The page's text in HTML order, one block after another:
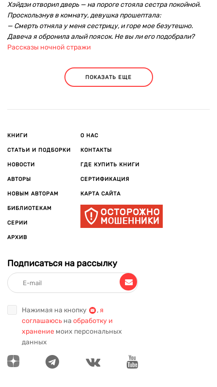
Хэйдзи отворил дверь — на пороге стояла сестра покойной.
Проскользнув в комнату, девушка прошептала:
— Смерть отняла у меня сестрицу, и горе мое безутешно.
Давеча я обронила алый поясок. Не вы ли его подобрали?
Рассказы ночной стражи
ПОКАЗАТЬ ЕЩЕ
КНИГИ
СТАТЬИ И ПОДБОРКИ
НОВОСТИ
АВТОРЫ
НОВЫМ АВТОРАМ
БИБЛИОТЕКАМ
СЕРИИ
АРХИВ
О НАС
КОНТАКТЫ
ГДЕ КУПИТЬ КНИГИ
СЕРТИФИКАЦИЯ
КАРТА САЙТА
Подписаться на рассылку
Нажимая на кнопку , я
соглашаюсь на обработку и
хранение моих персональных
данных